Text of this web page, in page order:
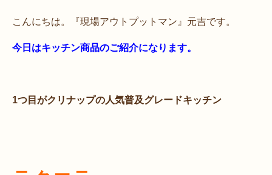
こんにちは。『現場アウトプットマン』元吉です。
今日はキッチン商品のご紹介になります。
1つ目がクリナップの人気普及グレードキッチン